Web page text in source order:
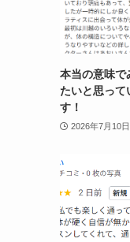
本当の意味で
たいと思って
す！
2026年7月10日